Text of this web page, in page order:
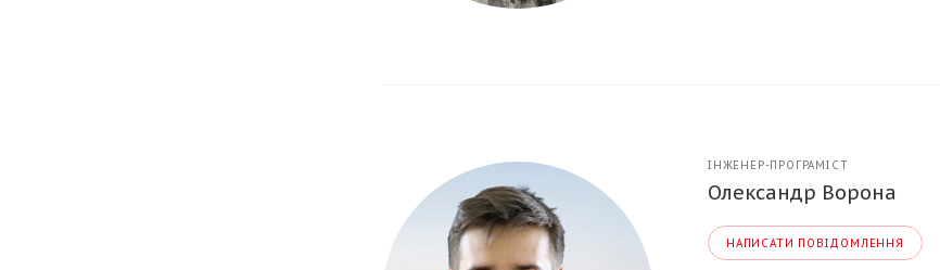
ІНЖЕНЕР-ПРОГРАМІСТ
Олександр Ворона
НАПИСАТИ ПОВІДОМЛЕННЯ